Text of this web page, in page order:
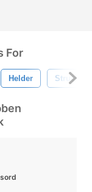
For
Helder Structuur